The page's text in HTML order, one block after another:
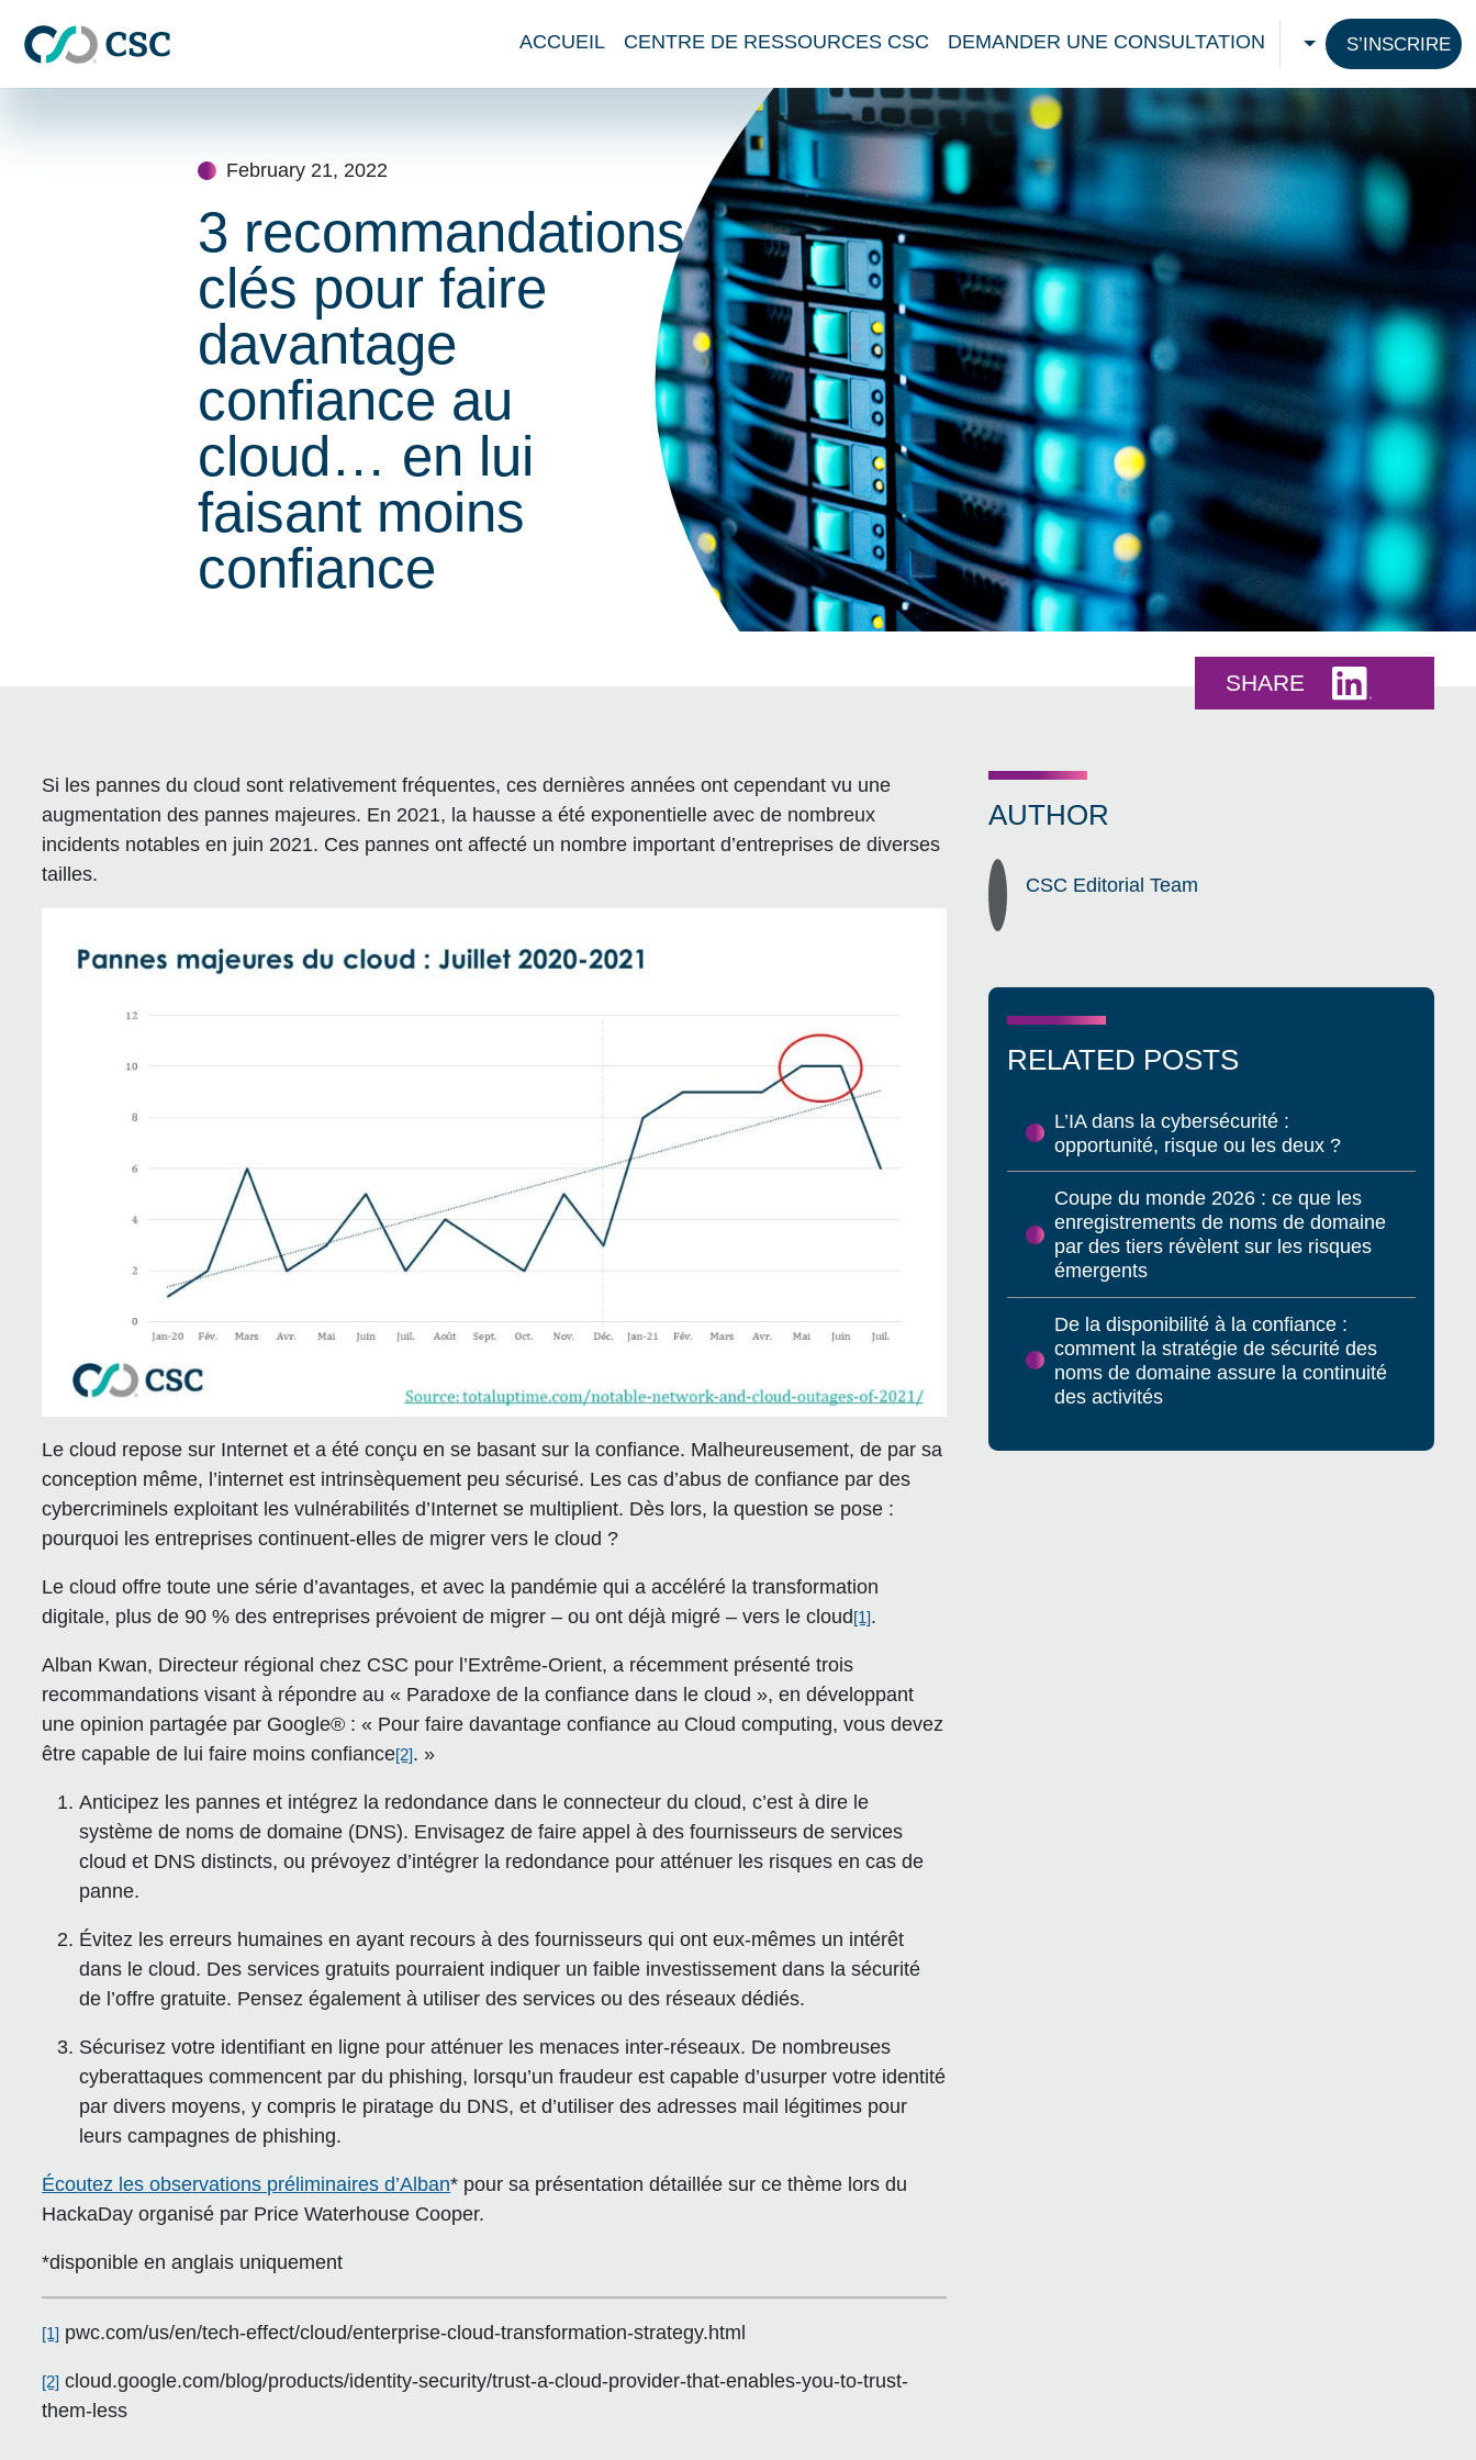
ACCUEIL
CENTRE DE RESSOURCES CSC DEMANDER UNE CONSULTATION
CHOOSE A
S’INSCRIRE
February 21, 2022
3 recommandations
clés pour faire
davantage
confiance au
cloud… en lui
faisant moins
confiance
SHARE
Si les pannes du cloud sont relativement fréquentes, ces dernières années ont cependant vu une
augmentation des pannes majeures. En 2021, la hausse a été exponentielle avec de nombreux
incidents notables en juin 2021. Ces pannes ont affecté un nombre important d’entreprises de diverses
tailles.
Le cloud repose sur Internet et a été conçu en se basant sur la confiance. Malheureusement, de par sa
conception même, l’internet est intrinsèquement peu sécurisé. Les cas d’abus de confiance par des
cybercriminels exploitant les vulnérabilités d’Internet se multiplient. Dès lors, la question se pose :
pourquoi les entreprises continuent-elles de migrer vers le cloud ?
Le cloud offre toute une série d’avantages, et avec la pandémie qui a accéléré la transformation
digitale, plus de 90 % des entreprises prévoient de migrer – ou ont déjà migré – vers le cloud[1].
Alban Kwan, Directeur régional chez CSC pour l’Extrême-Orient, a récemment présenté trois
recommandations visant à répondre au « Paradoxe de la confiance dans le cloud », en développant
une opinion partagée par Google® : « Pour faire davantage confiance au Cloud computing, vous devez
être capable de lui faire moins confiance[2]. »
Anticipez les pannes et intégrez la redondance dans le connecteur du cloud, c’est à dire le
système de noms de domaine (DNS). Envisagez de faire appel à des fournisseurs de services
cloud et DNS distincts, ou prévoyez d’intégrer la redondance pour atténuer les risques en cas de
panne.
Évitez les erreurs humaines en ayant recours à des fournisseurs qui ont eux-mêmes un intérêt
dans le cloud. Des services gratuits pourraient indiquer un faible investissement dans la sécurité
de l’offre gratuite. Pensez également à utiliser des services ou des réseaux dédiés.
Sécurisez votre identifiant en ligne pour atténuer les menaces inter-réseaux. De nombreuses
cyberattaques commencent par du phishing, lorsqu’un fraudeur est capable d’usurper votre identité
par divers moyens, y compris le piratage du DNS, et d’utiliser des adresses mail légitimes pour
leurs campagnes de phishing.
Écoutez les observations préliminaires d’Alban* pour sa présentation détaillée sur ce thème lors du
HackaDay organisé par Price Waterhouse Cooper.
*disponible en anglais uniquement
[1] pwc.com/us/en/tech-effect/cloud/enterprise-cloud-transformation-strategy.html
[2] cloud.google.com/blog/products/identity-security/trust-a-cloud-provider-that-enables-you-to-trust-
them-less
AUTHOR
CSC Editorial Team
RELATED POSTS
L’IA dans la cybersécurité :
opportunité, risque ou les deux ?
Coupe du monde 2026 : ce que les
enregistrements de noms de domaine
par des tiers révèlent sur les risques
émergents
De la disponibilité à la confiance :
comment la stratégie de sécurité des
noms de domaine assure la continuité
des activités